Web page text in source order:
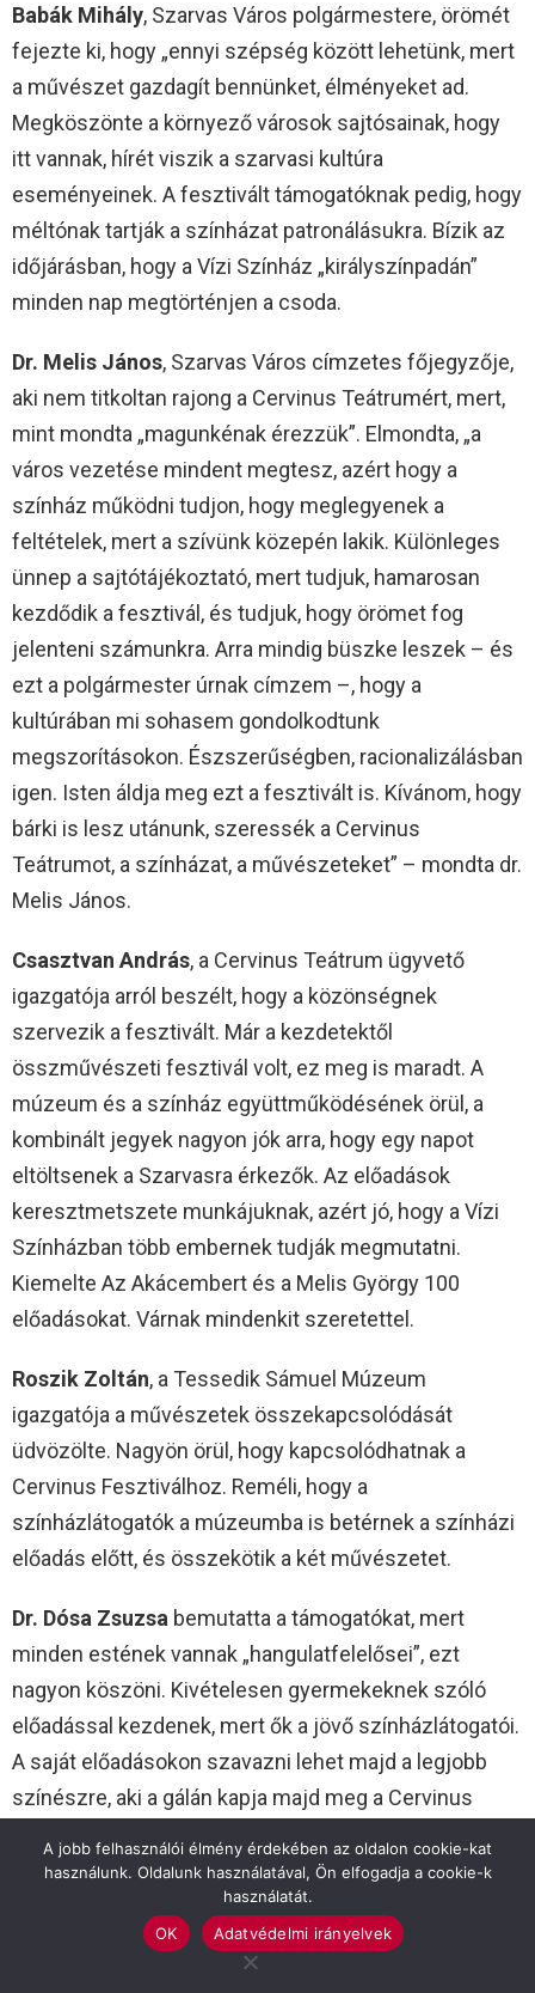
Babák Mihály, Szarvas Város polgármestere, örömét
fejezte ki, hogy „ennyi szépség között lehetünk, mert
a művészet gazdagít bennünket, élményeket ad.
Megköszönte a környező városok sajtósainak, hogy
itt vannak, hírét viszik a szarvasi kultúra
eseményeinek. A fesztivált támogatóknak pedig, hogy
méltónak tartják a színházat patronálásukra. Bízik az
időjárásban, hogy a Vízi Színház „királyszínpadán”
minden nap megtörténjen a csoda.
Dr. Melis János, Szarvas Város címzetes főjegyzője,
aki nem titkoltan rajong a Cervinus Teátrumért, mert,
mint mondta „magunkénak érezzük”. Elmondta, „a
város vezetése mindent megtesz, azért hogy a
színház működni tudjon, hogy meglegyenek a
feltételek, mert a szívünk közepén lakik. Különleges
ünnep a sajtótájékoztató, mert tudjuk, hamarosan
kezdődik a fesztivál, és tudjuk, hogy örömet fog
jelenteni számunkra. Arra mindig büszke leszek – és
ezt a polgármester úrnak címzem –, hogy a
kultúrában mi sohasem gondolkodtunk
megszorításokon. Észszerűségben, racionalizálásban
igen. Isten áldja meg ezt a fesztivált is. Kívánom, hogy
bárki is lesz utánunk, szeressék a Cervinus
Teátrumot, a színházat, a művészeteket” – mondta dr.
Melis János.
Csasztvan András, a Cervinus Teátrum ügyvető
igazgatója arról beszélt, hogy a közönségnek
szervezik a fesztivált. Már a kezdetektől
összművészeti fesztivál volt, ez meg is maradt. A
múzeum és a színház együttműködésének örül, a
kombinált jegyek nagyon jók arra, hogy egy napot
eltöltsenek a Szarvasra érkezők. Az előadások
keresztmetszete munkájuknak, azért jó, hogy a Vízi
Színházban több embernek tudják megmutatni.
Kiemelte Az Akácembert és a Melis György 100
előadásokat. Várnak mindenkit szeretettel.
Roszik Zoltán, a Tessedik Sámuel Múzeum
igazgatója a művészetek összekapcsolódását
üdvözölte. Nagyön örül, hogy kapcsolódhatnak a
Cervinus Fesztiválhoz. Reméli, hogy a
színházlátogatók a múzeumba is betérnek a színházi
előadás előtt, és összekötik a két művészetet.
Dr. Dósa Zsuzsa bemutatta a támogatókat, mert
minden estének vannak „hangulatfelelősei”, ezt
nagyon köszöni. Kivételesen gyermekeknek szóló
előadással kezdenek, mert ők a jövő színházlátogatói.
A saját előadásokon szavazni lehet majd a legjobb
színészre, aki a gálán kapja majd meg a Cervinus
megkérdezte a jelenlévőket, hogy
láttak-e már olyat, hogy egy kiálltás kétfelvonásos,
mert ez a Munkácsy-kiállítás ilyen. Nemcsak
A jobb felhasználói élmény érdekében az oldalon cookie-kat
használunk. Oldalunk használatával, Ön elfogadja a cookie-k
használatát.
OK
Adatvédelmi irányelvek